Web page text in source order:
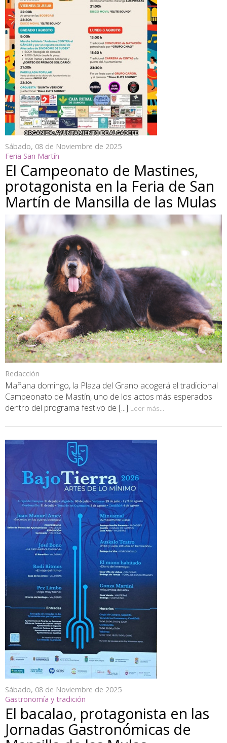
Sábado, 08 de Noviembre de 2025
Feria San Martín
El Campeonato de Mastines,
protagonista en la Feria de San
Martín de Mansilla de las Mulas
Redacción
Mañana domingo, la Plaza del Grano acogerá el tradicional
Campeonato de Mastín, uno de los actos más esperados
dentro del programa festivo de [...] Leer más...
Sábado, 08 de Noviembre de 2025
Gastronomía y tradición
El bacalao, protagonista en las
Jornadas Gastronómicas de